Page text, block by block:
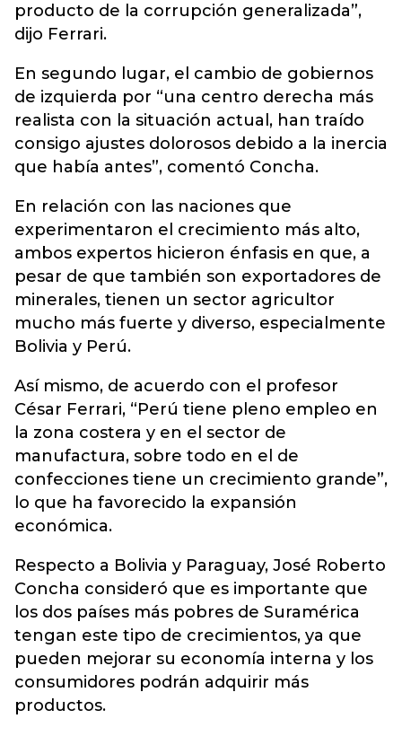
producto de la corrupción generalizada”,
dijo Ferrari.
En segundo lugar, el cambio de gobiernos
de izquierda por “una centro derecha más
realista con la situación actual, han traído
consigo ajustes dolorosos debido a la inercia
que había antes”, comentó Concha.
En relación con las naciones que
experimentaron el crecimiento más alto,
ambos expertos hicieron énfasis en que, a
pesar de que también son exportadores de
minerales, tienen un sector agricultor
mucho más fuerte y diverso, especialmente
Bolivia y Perú.
Así mismo, de acuerdo con el profesor
César Ferrari, “Perú tiene pleno empleo en
la zona costera y en el sector de
manufactura, sobre todo en el de
confecciones tiene un crecimiento grande”,
lo que ha favorecido la expansión
económica.
Respecto a Bolivia y Paraguay, José Roberto
Concha consideró que es importante que
los dos países más pobres de Suramérica
tengan este tipo de crecimientos, ya que
pueden mejorar su economía interna y los
consumidores podrán adquirir más
productos.